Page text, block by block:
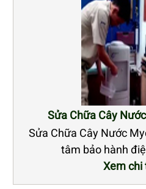
Sửa Chữa Cây
Sửa Chữa Cây Nước
tâm bảo hành
Xem chi